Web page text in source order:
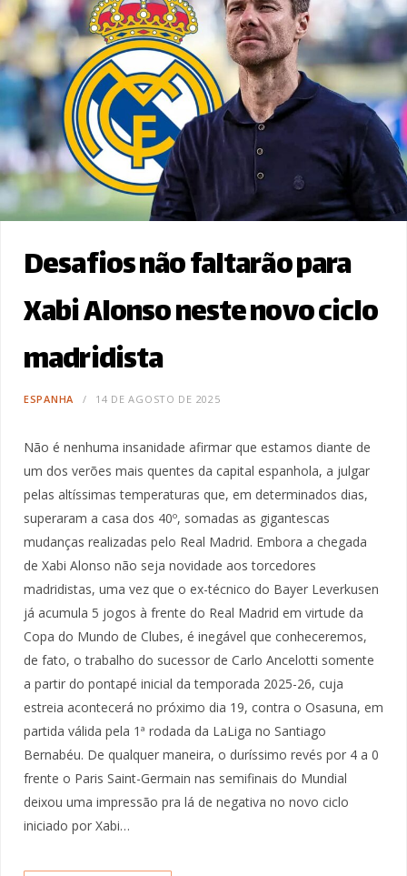
Desafios não faltarão para
Xabi Alonso neste novo ciclo
madridista
ESPANHA 14 DE AGOSTO DE 2025
Não é nenhuma insanidade afirmar que estamos diante de
um dos verões mais quentes da capital espanhola, a julgar
pelas altíssimas temperaturas que, em determinados dias,
superaram a casa dos 40º, somadas as gigantescas
mudanças realizadas pelo Real Madrid. Embora a chegada
de Xabi Alonso não seja novidade aos torcedores
madridistas, uma vez que o ex-técnico do Bayer Leverkusen
já acumula 5 jogos à frente do Real Madrid em virtude da
Copa do Mundo de Clubes, é inegável que conheceremos,
de fato, o trabalho do sucessor de Carlo Ancelotti somente
a partir do pontapé inicial da temporada 2025-26, cuja
estreia acontecerá no próximo dia 19, contra o Osasuna, em
partida válida pela 1ª rodada da LaLiga no Santiago
Bernabéu. De qualquer maneira, o duríssimo revés por 4 a 0
frente o Paris Saint-Germain nas semifinais do Mundial
deixou uma impressão pra lá de negativa no novo ciclo
iniciado por Xabi…